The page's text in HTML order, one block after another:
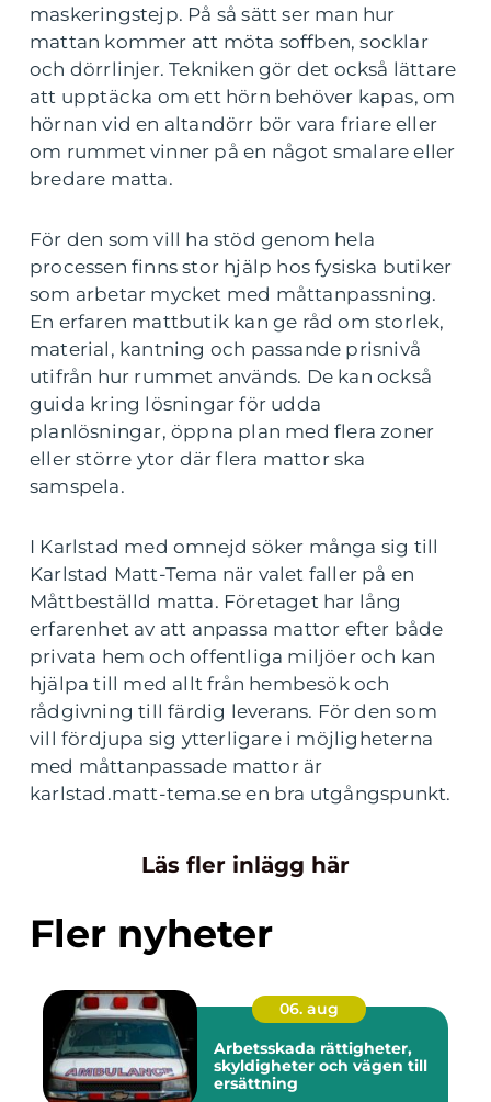
maskeringstejp. På så sätt ser man hur
mattan kommer att möta soffben, socklar
och dörrlinjer. Tekniken gör det också lättare
att upptäcka om ett hörn behöver kapas, om
hörnan vid en altandörr bör vara friare eller
om rummet vinner på en något smalare eller
bredare matta.
För den som vill ha stöd genom hela
processen finns stor hjälp hos fysiska butiker
som arbetar mycket med måttanpassning.
En erfaren mattbutik kan ge råd om storlek,
material, kantning och passande prisnivå
utifrån hur rummet används. De kan också
guida kring lösningar för udda
planlösningar, öppna plan med flera zoner
eller större ytor där flera mattor ska
samspela.
I Karlstad med omnejd söker många sig till
Karlstad Matt-Tema när valet faller på en
Måttbeställd matta. Företaget har lång
erfarenhet av att anpassa mattor efter både
privata hem och offentliga miljöer och kan
hjälpa till med allt från hembesök och
rådgivning till färdig leverans. För den som
vill fördjupa sig ytterligare i möjligheterna
med måttanpassade mattor är
karlstad.matt-tema.se en bra utgångspunkt.
Läs fler inlägg här
Fler nyheter
06. aug
Arbetsskada rättigheter,
skyldigheter och vägen till
ersättning